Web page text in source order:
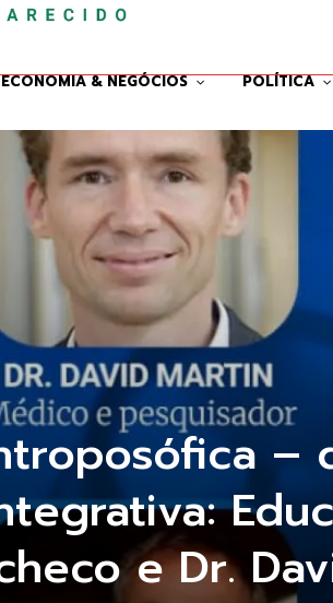
ECONOMIA & NEGÓCIOS POLÍTICA
–
e Dr.